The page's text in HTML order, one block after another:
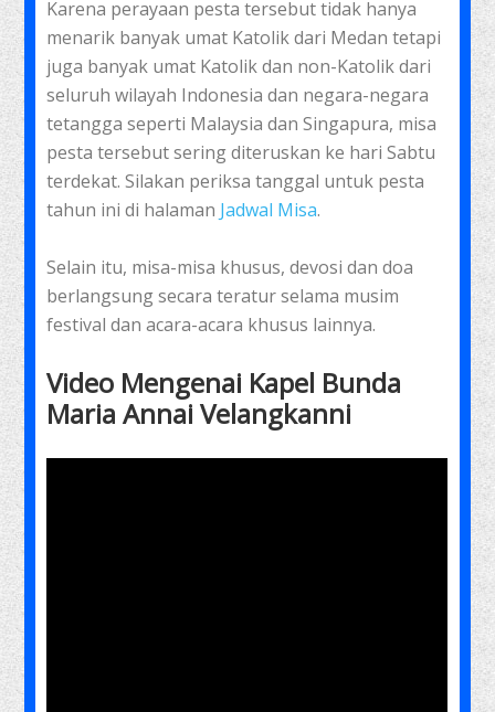
Karena perayaan pesta tersebut tidak hanya
menarik banyak umat Katolik dari Medan tetapi
juga banyak umat Katolik dan non-Katolik dari
seluruh wilayah Indonesia dan negara-negara
tetangga seperti Malaysia dan Singapura, misa
pesta tersebut sering diteruskan ke hari Sabtu
terdekat. Silakan periksa tanggal untuk pesta
tahun ini di halaman Jadwal Misa.
Selain itu, misa-misa khusus, devosi dan doa
berlangsung secara teratur selama musim
festival dan acara-acara khusus lainnya.
Video Mengenai Kapel Bunda
Maria Annai Velangkanni